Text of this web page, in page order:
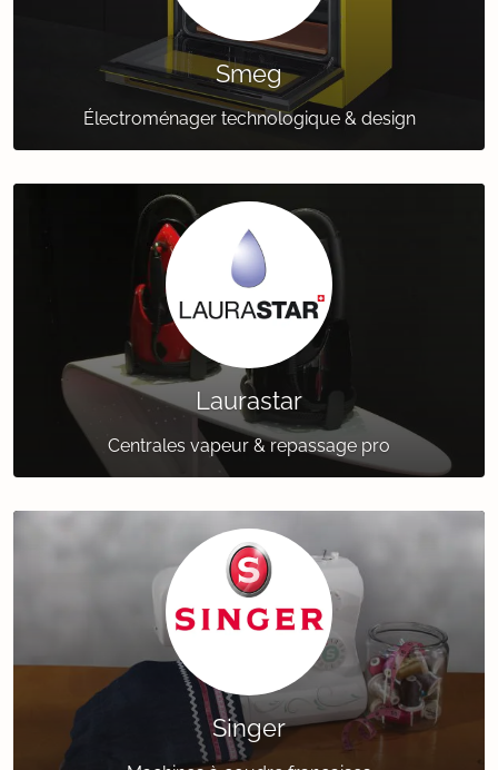
Smeg
Électroménager technologique & design
Laurastar
Centrales vapeur & repassage pro
Singer